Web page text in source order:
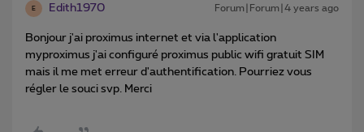
E Edith1970 Forum|Forum|4 years ago
Bonjour j'ai proximus internet et via l'application
myproximus j'ai configuré proximus public wifi gratuit SIM
mais il me met erreur d'authentification. Pourriez vous
régler le souci svp. Merci